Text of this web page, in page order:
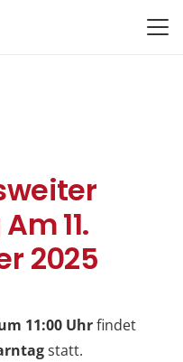
11.
2025
11:00 Uhrfindet
statt.